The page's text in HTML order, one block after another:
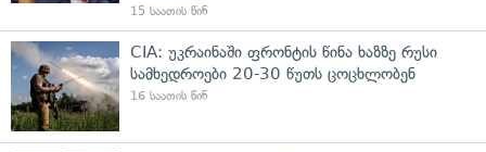
15 საათის წინ
CIA: უკრაინაში ფრონტის წინა ხაზზე რუსი
სამხედროები 20-30 წუთს ცოცხლობენ
16 საათის წინ